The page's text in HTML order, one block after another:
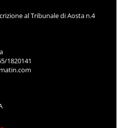
al Tribunale di Aosta n.4
1820141